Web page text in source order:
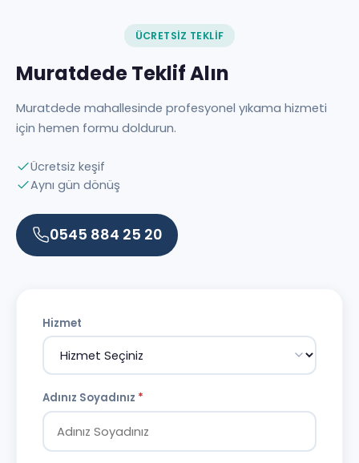
ÜCRETSIZ TEKLIF
Muratdede Teklif Alın
Muratdede mahallesinde profesyonel yıkama hizmeti
için hemen formu doldurun.
Ücretsiz keşif
Aynı gün dönüş
0545 884 25 20
Hizmet
Adınız Soyadınız *